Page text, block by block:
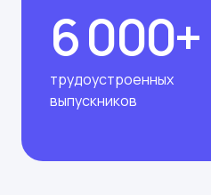
6 000+
трудоустроенных
выпускников